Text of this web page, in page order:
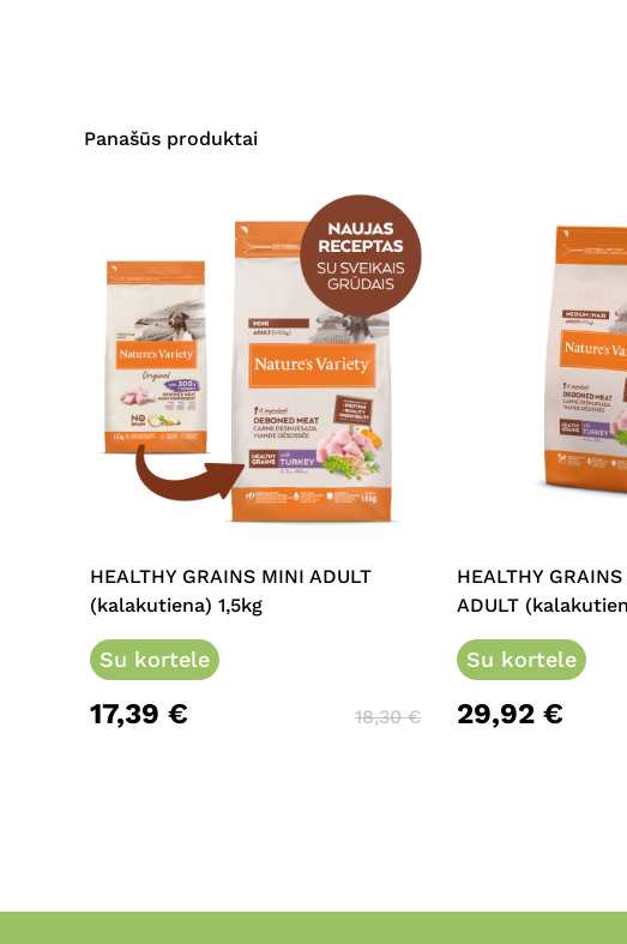
Panašūs produktai
HEALTHY GRAINS MINI ADULT
(kalakutiena) 1,5kg
Su kortele
17,39 € 18,30€
multiple
variants.
options
may
be
HEALTHY
ADULT
Su kortele
29,92 €